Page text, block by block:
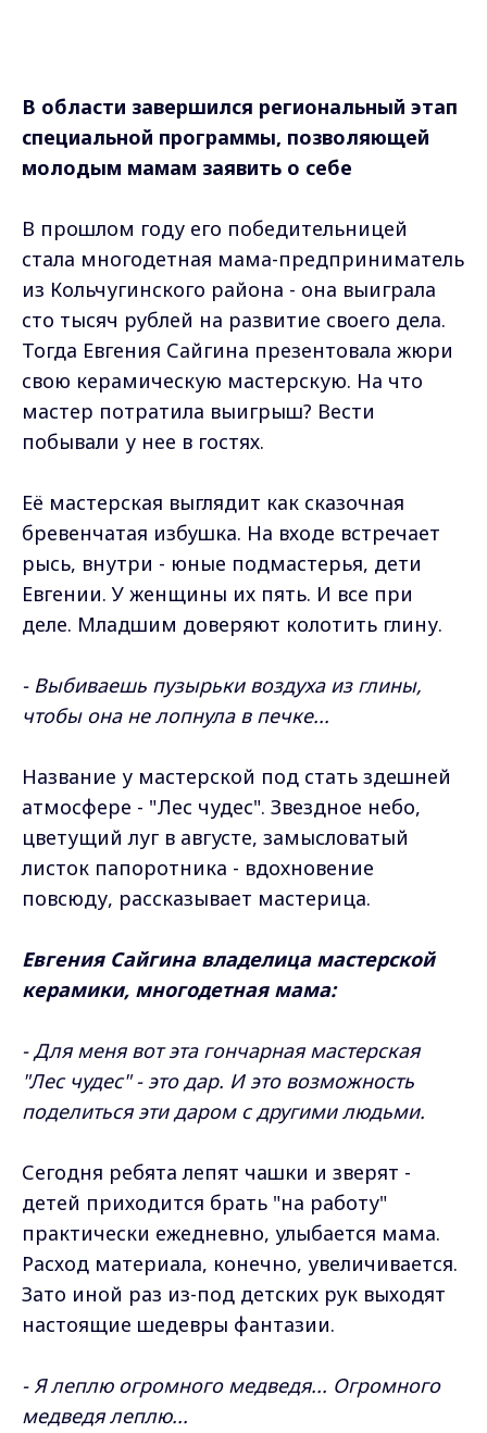
В области завершился региональный этап
специальной программы, позволяющей
молодым мамам заявить о себе
В прошлом году его победительницей
стала многодетная мама-предприниматель
из Кольчугинского района - она выиграла
сто тысяч рублей на развитие своего дела.
Тогда Евгения Сайгина презентовала жюри
свою керамическую мастерскую. На что
мастер потратила выигрыш? Вести
побывали у нее в гостях.
Её мастерская выглядит как сказочная
бревенчатая избушка. На входе встречает
рысь, внутри - юные подмастерья, дети
Евгении. У женщины их пять. И все при
деле. Младшим доверяют колотить глину.
- Выбиваешь пузырьки воздуха из глины,
чтобы она не лопнула в печке...
Название у мастерской под стать здешней
атмосфере - "Лес чудес". Звездное небо,
цветущий луг в августе, замысловатый
листок папоротника - вдохновение
повсюду, рассказывает мастерица.
Евгения Сайгина владелица мастерской
керамики, многодетная мама:
- Для меня вот эта гончарная мастерская
"Лес чудес" - это дар. И это возможность
поделиться эти даром с другими людьми.
Сегодня ребята лепят чашки и зверят -
детей приходится брать "на работу"
практически ежедневно, улыбается мама.
Расход материала, конечно, увеличивается.
Зато иной раз из-под детских рук выходят
настоящие шедевры фантазии.
- Я леплю огромного медведя... Огромного
медведя леплю...